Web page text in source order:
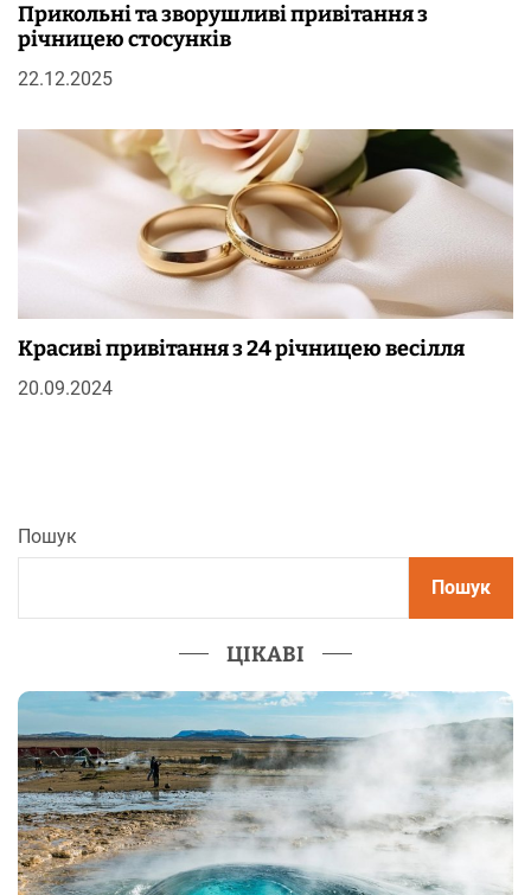
Прикольні та зворушливі привітання з
річницею стосунків
22.12.2025
Красиві привітання з 24 річницею весілля
20.09.2024
Пошук
Пошук
ЦІКАВІ